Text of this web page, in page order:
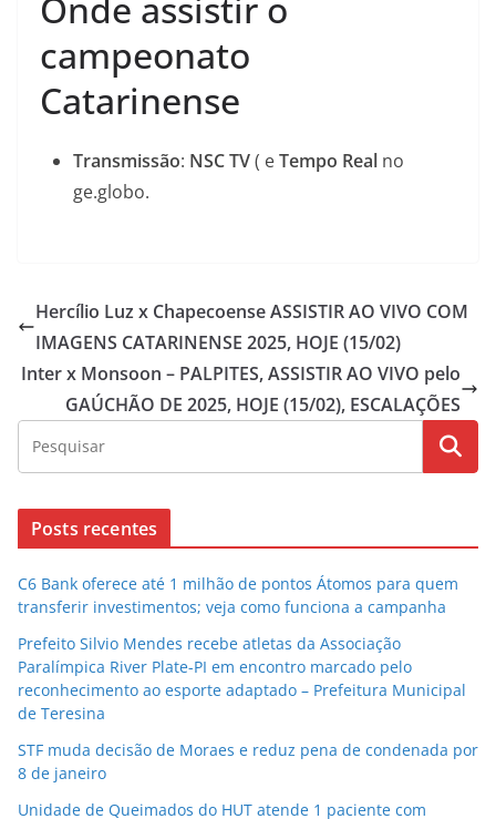
campeonato
Catarinense
Transmissão: NSC TV( eTempo Real no
ge.globo.
Hercílio Luz x Chapecoense ASSISTIR AO VIVO COM
IMAGENS CATARINENSE 2025, HOJE (15/02)
Inter x Monsoon – PALPITES, ASSISTIR AO VIVO pelo
GAÚCHÃO DE 2025, HOJE (15/02), ESCALAÇÕES
Posts recentes
C6 Bank oferece até 1 milhão de pontos Átomos para quem
transferir investimentos; veja como funciona a campanha
Prefeito Silvio Mendes recebe atletas da Associação
Paralímpica River Plate-PI em encontro marcado pelo
reconhecimento ao esporte adaptado – Prefeitura Municipal
de Teresina
STF muda decisão de Moraes e reduz pena de condenada por
8 de janeiro
Unidade de Queimados do HUT atende 1 paciente com